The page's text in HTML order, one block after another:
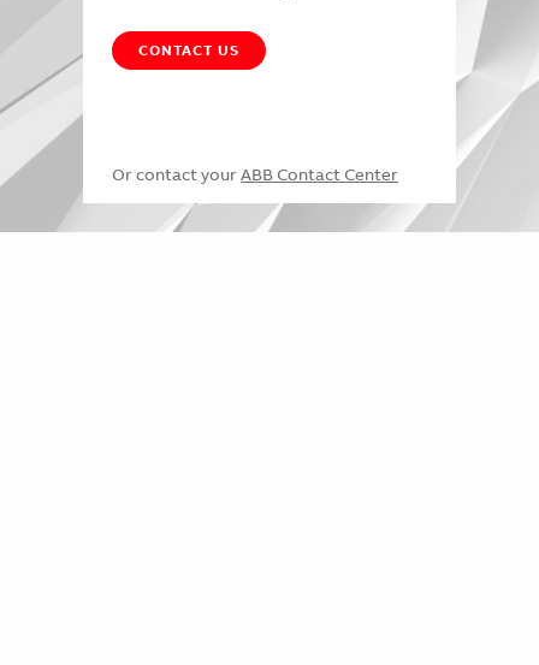
CONTACT US
Or contact your ABB Contact Center